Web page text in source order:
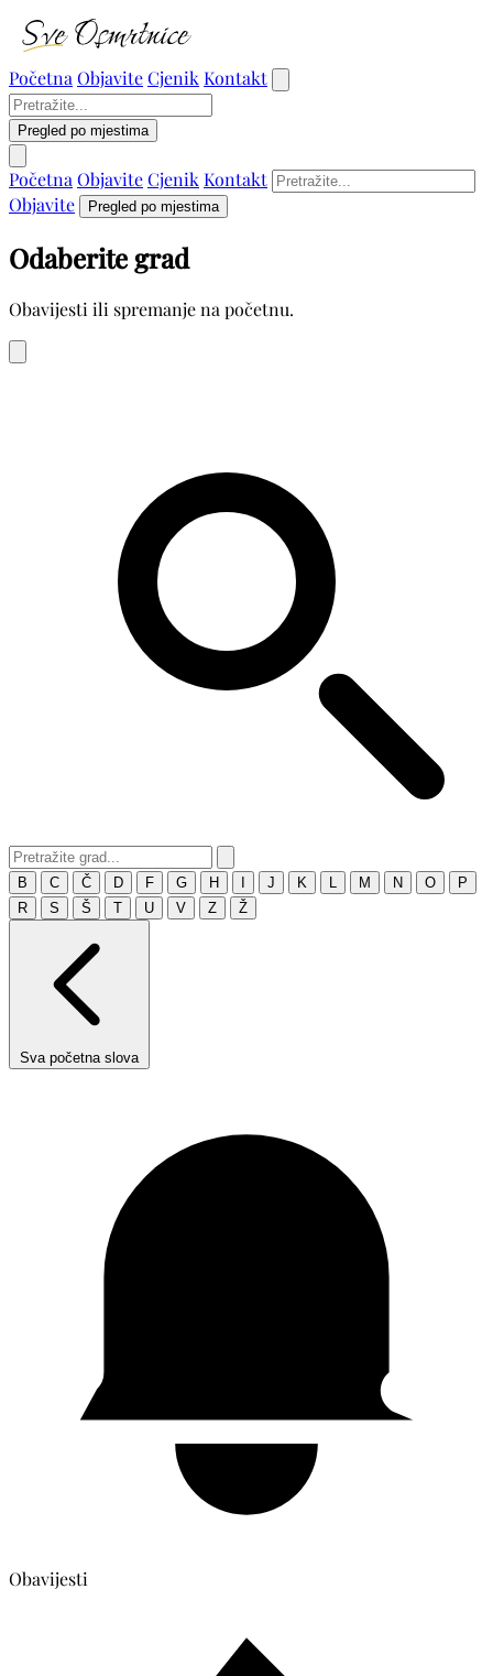
Početna ObjaviteCjenik Kontakt
Pregled po mjestima
Početna ObjaviteCjenik Kontakt
Objavite
Pregled po mjestima
Odaberite grad
Obavijesti ili spremanje na početnu.
B C Č D F G H J K M N O
P
R
S Š T U V Z Ž
Sva početna slova
Obavijesti